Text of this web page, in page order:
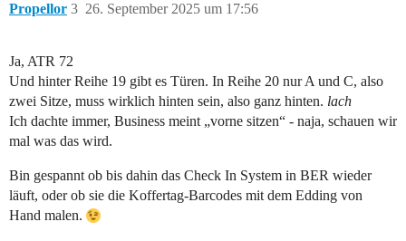
Propellor 26. September 2025 um 17:56
3
Ja, ATR 72
Und hinter Reihe 19 gibt es Türen. In Reihe 20 nur A und C, also
zwei Sitze, muss wirklich hinten sein, also ganz hinten. lach
Ich dachte immer, Business meint „vorne sitzen“ - naja, schauen wir
mal was das wird.
Bin gespannt ob bis dahin das Check In System in BER wieder
läuft, oder ob sie die Koffertag-Barcodes mit dem Edding von
Hand malen.